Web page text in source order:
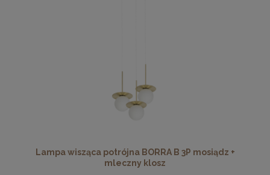
Lampa wisząca potrójna BORRA B 3P mosiądz +
mleczny klosz